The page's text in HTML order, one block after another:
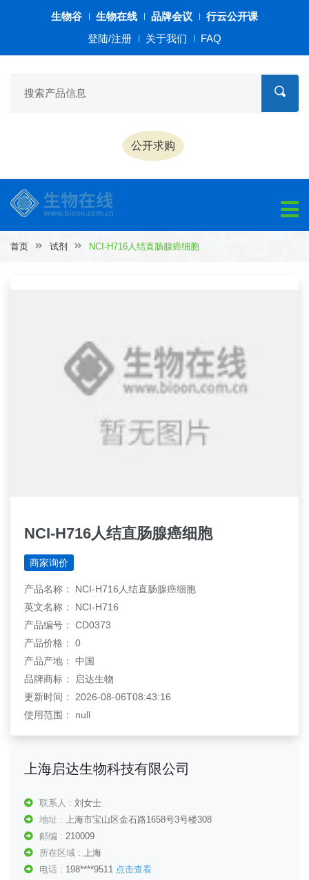
生物谷 生物在线 品牌会议
行云公开课
登陆/注册
关于我们 FAQ
公开求购
首页 试剂 NCI-H716人结直肠腺癌细胞
NCI-H716人结直肠腺癌细胞
商家询价
产品名称： NCI-H716人结直肠腺癌细胞
英文名称： NCI-H716
产品编号： CD0373
产品价格： 0
产品产地： 中国
品牌商标： 启达生物
更新时间： 2026-08-06T08:43:16
使用范围： null
上海启达生物科技有限公司
联系人 : 刘女士
地址 : 上海市宝山区金石路1658号3号楼308
邮编 : 210009
所在区域 : 上海
电话 : 198****9511 点击查看